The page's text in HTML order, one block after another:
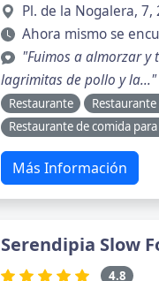
Pl. de la Nogalera,
Ahora mismo se
"Fuimos a almorzar y
lagrimitas de pollo y la..."
Restaurante
Restaurante de comida
Más Información
Serendipia Slow
4.8